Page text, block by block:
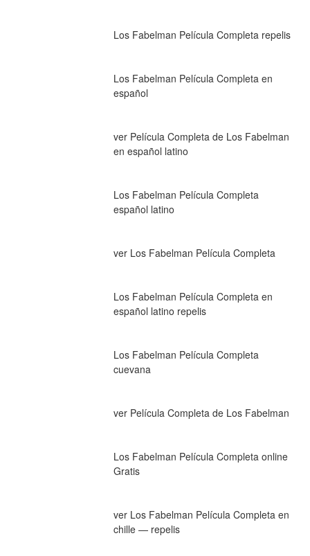
Los Fabelman Película Completa repelis
Los Fabelman Película Completa en
español
ver Película Completa de Los Fabelman
en español latino
Los Fabelman Película Completa
español latino
ver Los Fabelman Película Completa
Los Fabelman Película Completa en
español latino repelis
Los Fabelman Película Completa
cuevana
ver Película Completa de Los Fabelman
Los Fabelman Película Completa online
Gratis
ver Los Fabelman Película Completa en
chille — repelis